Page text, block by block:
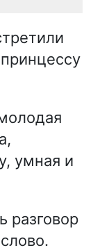
умная и
разговор